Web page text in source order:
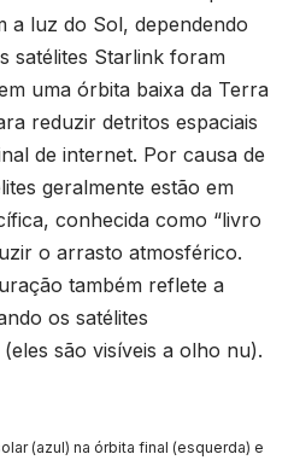
a luz do Sol, dependendo
satélites Starlink foram
uma órbita baixa da Terra
reduzir detritos espaciais
de internet. Por causa de
geralmente estão em
conhecida como “livro
o arrasto atmosférico.
também reflete a
os satélites
são visíveis a olho nu).
(azul) na órbita final (esquerda) e